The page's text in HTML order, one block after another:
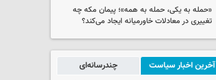
«حمله به یکی، حمله به همه»؛ پیمان مکه چه
تغییری در معادلات خاورمیانه ایجاد می‌کند؟
آخرین اخبار سیاست چندرسانه‌ای